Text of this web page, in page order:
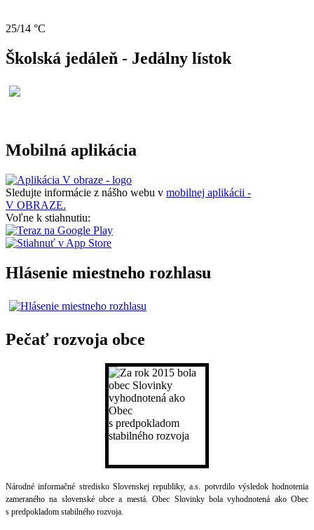
25/14 °C
Školská jedáleň - Jedálny lístok
Mobilná aplikácia
Sledujte informácie z nášho webu v mobilnej aplikácii -
V OBRAZE.
Voľne k stiahnutiu:
Hlásenie miestneho rozhlasu
Pečať rozvoja obce
Národné informačné stredisko Slovenskej republiky, a.s. potvrdilo výsledok hodnotenia
zameraného na slovenské obce a mestá. Obec Slovinky bola vyhodnotená ako Obec
s predpokladom stabilného rozvoja.